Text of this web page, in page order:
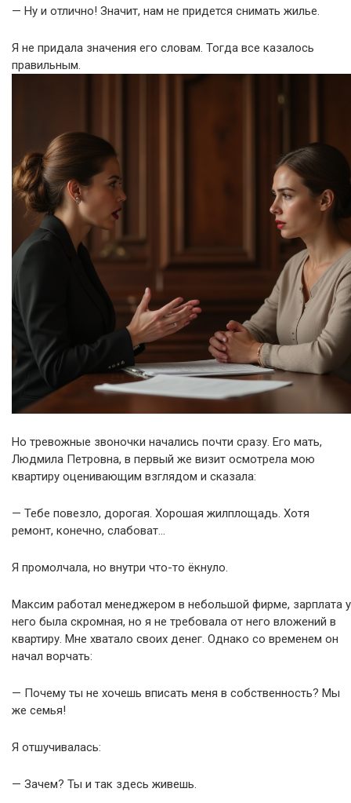
— Ну и отлично! Значит, нам не придется снимать жилье.
Я не придала значения его словам. Тогда все казалось
правильным.
Но тревожные звоночки начались почти сразу. Его мать,
Людмила Петровна, в первый же визит осмотрела мою
квартиру оценивающим взглядом и сказала:
— Тебе повезло, дорогая. Хорошая жилплощадь. Хотя
ремонт, конечно, слабоват…
Я промолчала, но внутри что-то ёкнуло.
Максим работал менеджером в небольшой фирме, зарплата у
него была скромная, но я не требовала от него вложений в
квартиру. Мне хватало своих денег. Однако со временем он
начал ворчать:
— Почему ты не хочешь вписать меня в собственность? Мы
же семья!
Я отшучивалась:
— Зачем? Ты и так здесь живешь.